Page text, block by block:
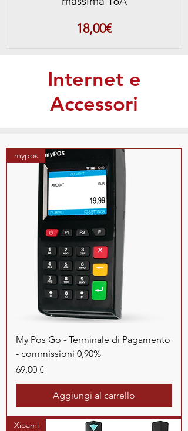
18,00€Prezzo
Internet e
Accessori
mypos
My Pos Go - Terminale di Pagamento
- commissioni 0,90%
Prezzo
69,00 €
Aggiungi al carrello
Xioami